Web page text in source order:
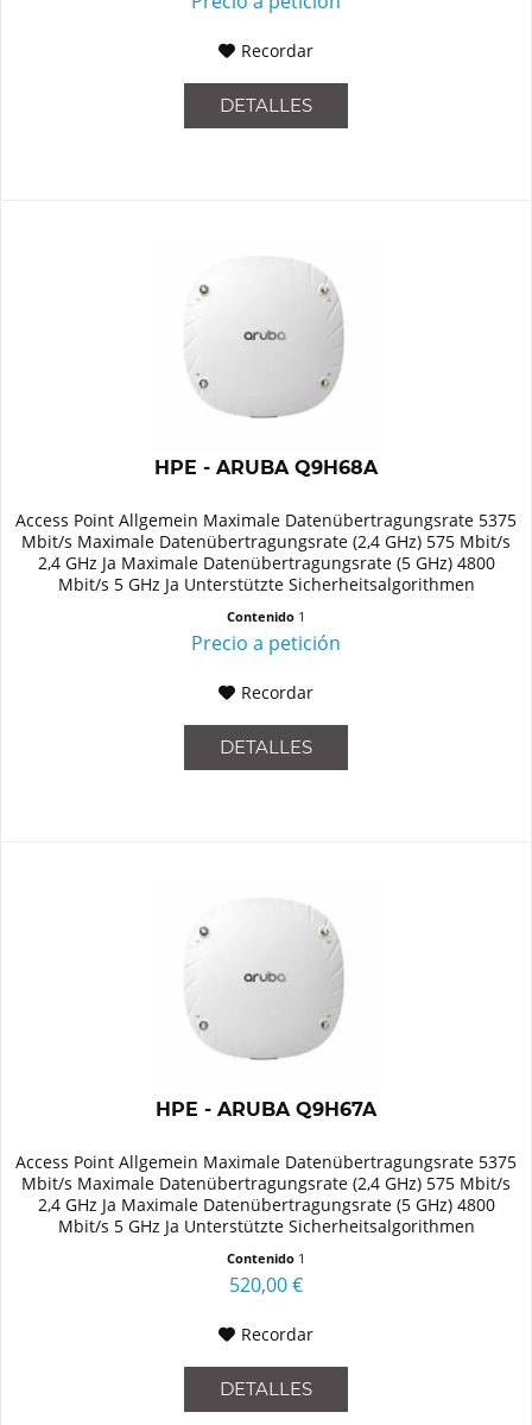
Recordar
DETALLES
HPE - ARUBA Q9H68A
Access Point Allgemein Maximale Datenübertragungsrate 5375
Mbit/s Maximale Datenübertragungsrate (2,4 GHz) 575 Mbit/s
2,4 GHz Ja Maximale Datenübertragungsrate (5 GHz) 4800
Mbit/s 5 GHz Ja Unterstützte Sicherheitsalgorithmen
Contenido 1
Precio a petición
Recordar
DETALLES
HPE - ARUBA Q9H67A
Access Point Allgemein Maximale Datenübertragungsrate 5375
Mbit/s Maximale Datenübertragungsrate (2,4 GHz) 575 Mbit/s
2,4 GHz Ja Maximale Datenübertragungsrate (5 GHz) 4800
Mbit/s 5 GHz Ja Unterstützte Sicherheitsalgorithmen
Contenido 1
520,00 €
Recordar
DETALLES